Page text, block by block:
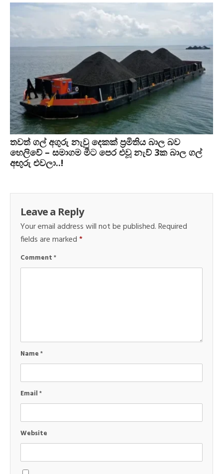
තවත් ගල් අගුරු නැවු දෙකක් ප‍්‍රමිතිය බාල බව
හෙලිවේ – සමාගම මීට පෙර එවූ නැව් 3ක බාල ගල්
අඟුරු එවලා..!
Leave a Reply
Your email address will not be published.Required
fields are marked*
Comment*
Name*
Email*
Website